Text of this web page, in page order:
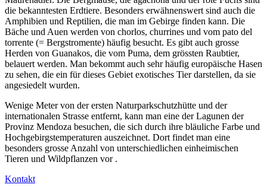
die bekanntesten Erdtiere. Besonders erwähnenswert sind auch die
Amphibien und Reptilien, die man im Gebirge finden kann. Die
Bäche und Auen werden von chorlos, churrines und vom pato del
torrente (= Bergstromente) häufig besucht. Es gibt auch grosse
Herden von Guanakos, die vom Puma, dem grössten Raubtier,
belauert werden. Man bekommt auch sehr häufig europäische Hasen
zu sehen, die ein für dieses Gebiet exotisches Tier darstellen, da sie
angesiedelt wurden.
Wenige Meter von der ersten Naturparkschutzhütte und der
internationalen Strasse entfernt, kann man eine der Lagunen der
Provinz Mendoza besuchen, die sich durch ihre bläuliche Farbe und
Hochgebirgstemperaturen auszeichnet. Dort findet man eine
besonders grosse Anzahl von unterschiedlichen einheimischen
Tieren und Wildpflanzen vor .
Kontakt